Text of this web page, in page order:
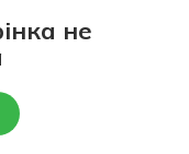
не